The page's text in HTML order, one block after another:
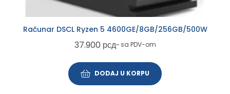
Računar DSCL Ryzen 5 4600GE/8GB/256GB/500W
37.900 рсд~ sa PDV-om
DODAJ U KORPU